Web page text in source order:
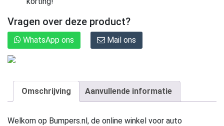
Vragen over deze product?
WhatsApp ons Mail ons
Omschrijving Aanvullende informatie
Welkom op Bumpers.nl, de online winkel voor auto